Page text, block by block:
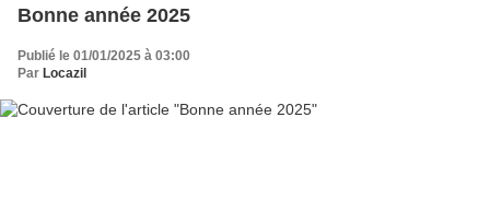
Bonne année 2025
Publié le 01/01/2025 à 03:00
Par Locazil